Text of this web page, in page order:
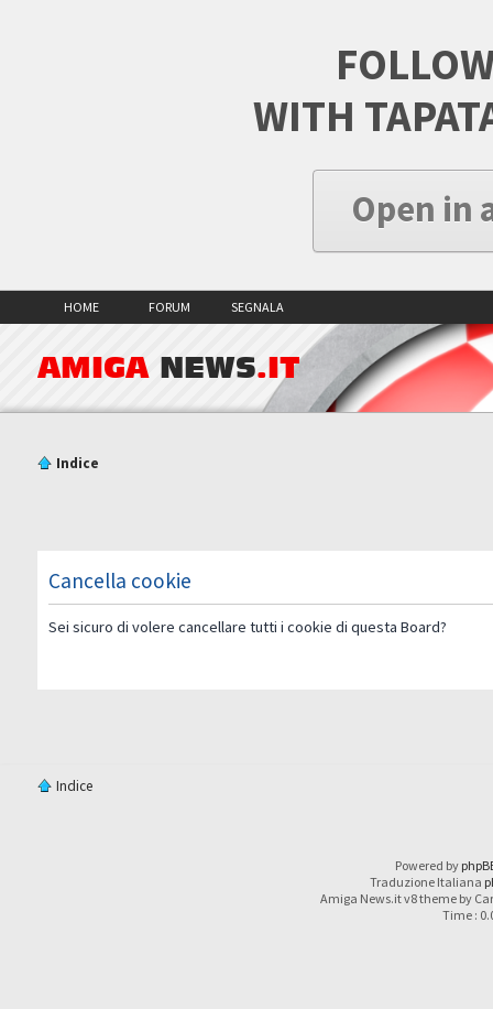
WITH
Open in
HOME FORUM SEGNALA
AMIGA NEWS.IT
Indice
Cancella cookie
Sei sicuro di volere cancellare tutti i cookie di questa Board?
Indice
Powered by
Traduzione Italiana
Amiga News.it v8 theme by
Time :